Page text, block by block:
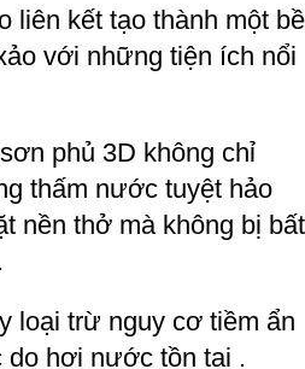
liên kết tạo thành một bề
với những tiện ích nổi
phủ 3D không chỉ
thấm nước tuyệt hảo
nền thở mà không bị bất
loại trừ nguy cơ tiềm ẩn
do hơi nước tồn tại .